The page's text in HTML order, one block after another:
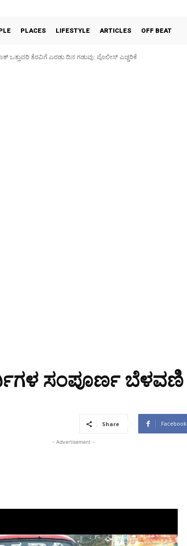
PLACES LIFESTYLE ARTICLES OFF BEAT
ತಪಾಸಣೆ ಶಿಬಿರ: ಕೃಷಿ ವಿದ್ಯಾರ್ಥಿಗಳಿಂದ ಉಚಿತ ಚಿಕಿತ್ಸೆ
ಸಂಪೂರ್ಣ ಬೆಳವಣಿ
Share Facebook
- Advertisement -